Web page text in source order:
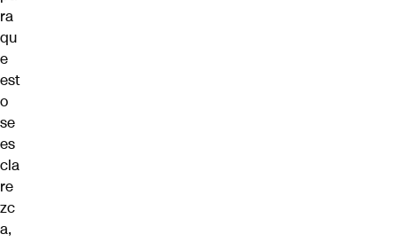
ra
qu
e
est
o
se
es
cla
re
zc
a,